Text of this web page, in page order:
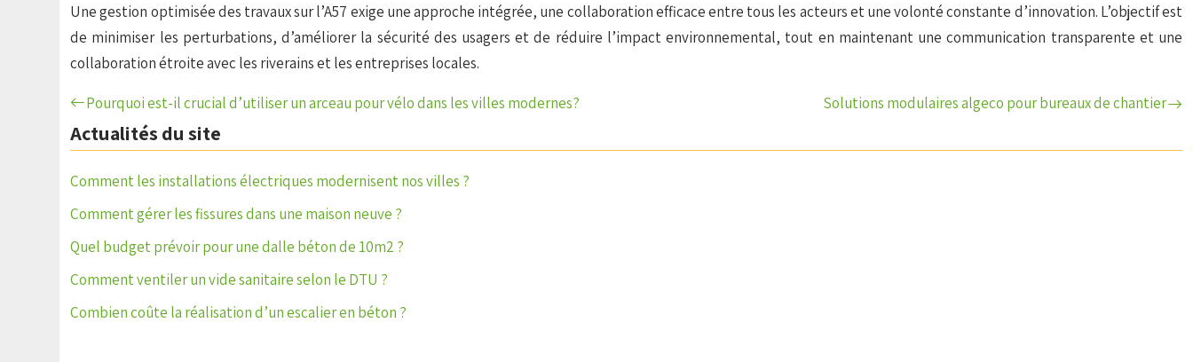
Une gestion optimisée des travaux sur l’A57 exige une approche intégrée, une collaboration efficace entre tous les acteurs et une volonté constante d’innovation. L’objectif est
de minimiser les perturbations, d’améliorer la sécurité des usagers et de réduire l’impact environnemental, tout en maintenant une communication transparente et une
collaboration étroite avec les riverains et les entreprises locales.
Pourquoi est-il crucial d’utiliser un arceau pour vélo dans les villes modernes? Solutions modulaires algeco pour bureaux de chantier
Actualités du site
Comment les installations électriques modernisent nos villes ?
Comment gérer les fissures dans une maison neuve ?
Quel budget prévoir pour une dalle béton de 10m2 ?
Comment ventiler un vide sanitaire selon le DTU ?
Combien coûte la réalisation d’un escalier en béton ?